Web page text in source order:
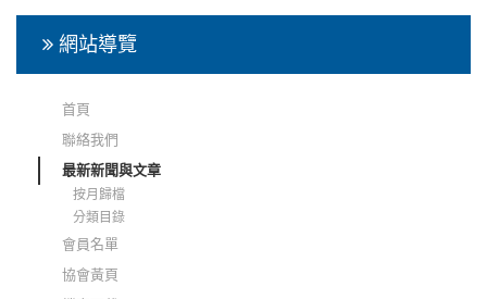
網站導覽
首頁
聯絡我們
最新新聞與文章
按月歸檔
分類目錄
會員名單
協會黃頁